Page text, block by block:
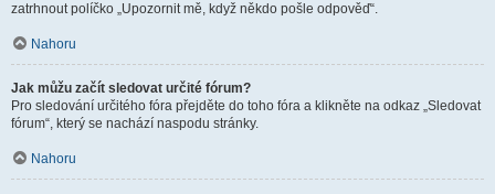
zatrhnout políčko „Upozornit mě, když někdo pošle odpověď“.
Nahoru
Jak můžu začít sledovat určité fórum?
Pro sledování určitého fóra přejděte do toho fóra a klikněte na odkaz „Sledovat
fórum“, který se nachází naspodu stránky.
Nahoru